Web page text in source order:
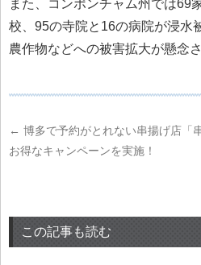
また、コンポンチャム州では69
校、95の寺院と16の病院が浸水
農作物などへの被害拡大が懸念
← 博多で予約がとれない串揚げ店「
お得なキャンペーンを実施！
この記事も読む